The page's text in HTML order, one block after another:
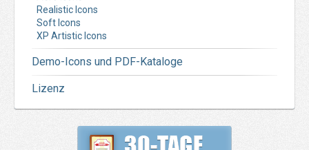
Realistic Icons
Soft Icons
XP Artistic Icons
Demo-Icons und PDF-Kataloge
Lizenz